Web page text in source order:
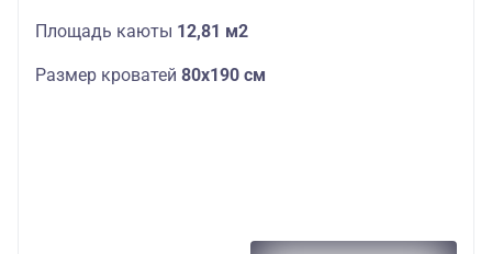
Площадь каюты 12,81 м2
Размер кроватей 80х190 см